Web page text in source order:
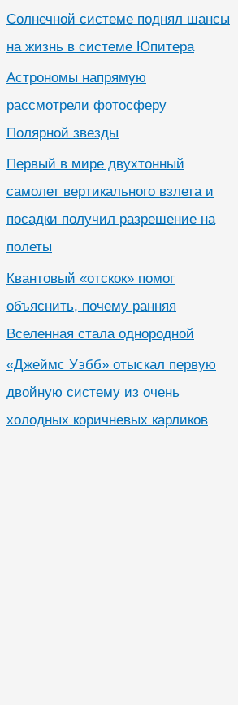
Солнечной системе поднял шансы
на жизнь в системе Юпитера
Астрономы напрямую
рассмотрели фотосферу
Полярной звезды
Первый в мире двухтонный
самолет вертикального взлета и
посадки получил разрешение на
полеты
Квантовый «отскок» помог
объяснить, почему ранняя
Вселенная стала однородной
«Джеймс Уэбб» отыскал первую
двойную систему из очень
холодных коричневых карликов